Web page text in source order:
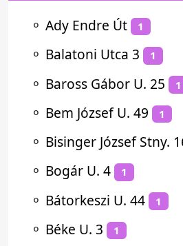
⚬ Ady Endre Út 1
⚬ Balatoni Utca 3 1
⚬ Baross Gábor U. 25 1
⚬ Bem József U. 49 1
⚬ Bisinger József Stny.
⚬ Bogár U. 4 1
⚬ Bátorkeszi U. 44 1
⚬ Béke U. 3 1